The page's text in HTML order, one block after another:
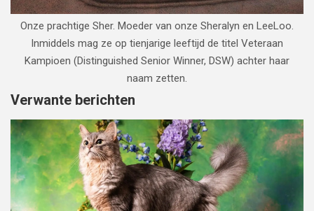
Onze prachtige Sher. Moeder van onze Sheralyn en LeeLoo.
Inmiddels mag ze op tienjarige leeftijd de titel Veteraan
Kampioen (Distinguished Senior Winner, DSW) achter haar
naam zetten.
Verwante berichten